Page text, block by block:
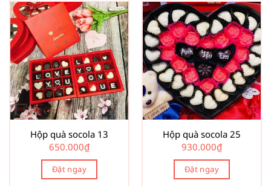
Hộp quà socola 13
650.000₫
Đặt ngay
Hộp quà socola 25
930.000₫
Đặt ngay